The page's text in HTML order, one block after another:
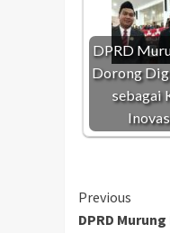
DPRD
Dorong
sebagai
Continue
Previous
DPRD